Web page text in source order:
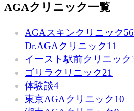
AGAクリニック一覧
AGAスキンクリニック56
Dr.AGAクリニック11
イースト駅前クリニック
ゴリラクリニック21
体験談4
東京AGAクリニック10